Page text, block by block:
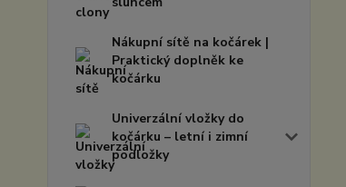
Nákupní sítě na kočárek |
Praktický doplněk ke
kočárku
Univerzální vložky do
kočárku – letní i zimní
podložky